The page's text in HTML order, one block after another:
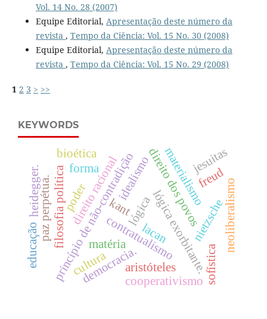
Vol. 14 No. 28 (2007)
Equipe Editorial, Apresentação deste número da
revista , Tempo da Ciência: Vol. 15 No. 30 (2008)
Equipe Editorial, Apresentação deste número da
revista , Tempo da Ciência: Vol. 15 No. 29 (2008)
1 2 3 > >>
KEYWORDS
lógica
princípio de não-contradiçãológica exorbitante.
kant
direito racional
filosofia política direito dos povos
contratualismo
paz perpétua. idealismo materialismo
forma
matéria
democracia.aristóteles sofística
heidegger.
cultura
nietzsche
jesuitas
educação neoliberalismo
cooperativismo
bioética
poder
freud
lacan